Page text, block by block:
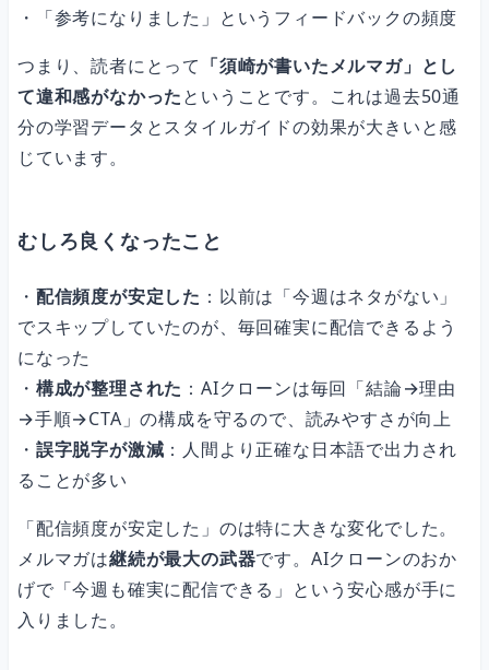
・「参考になりました」というフィードバックの頻度
つまり、読者にとって 「須崎が書いたメルマガ」とし
て違和感がなかったということです。これは過去50通
分の学習データとスタイルガイドの効果が大きいと感
じています。
むしろ良くなったこと
・ 配信頻度が安定した ：以前は「今週はネタがない」
でスキップしていたのが、毎回確実に配信できるよう
になった
・ 構成が整理された ：AIクローンは毎回「結論→理由
→手順→CTA」の構成を守るので、読みやすさが向上
・ 誤字脱字が激減 ：人間より正確な日本語で出力され
ることが多い
「配信頻度が安定した」のは特に大きな変化でした。
メルマガは継続が最大の武器です。AIクローンのおか
げで「今週も確実に配信できる」という安心感が手に
入りました。